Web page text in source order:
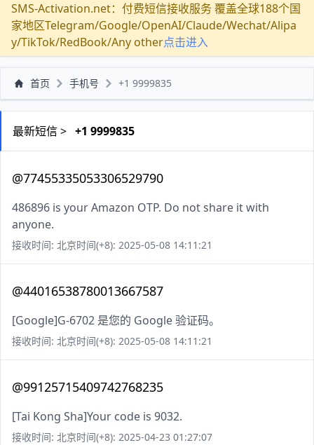
SMS-Activation.net：付费短信接收服务 覆盖全球188个国
家地区Telegram/Google/OpenAI/Claude/Wechat/Alipa
y/TikTok/RedBook/Any other点击进入
首页 手机号 +1 9999835
最新短信 > +1 9999835
@77455335053306529790
486896 is your Amazon OTP. Do not share it with
anyone.
接收时间: 北京时间(+8): 2025-05-08 14:11:21
@44016538780013667587
[Google]G-6702 是您的 Google 验证码。
接收时间: 北京时间(+8): 2025-05-08 14:11:21
@99125715409742768235
[Tai Kong Sha]Your code is 9032.
接收时间: 北京时间(+8): 2025-04-23 01:27:07